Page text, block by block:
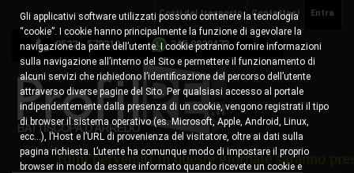
Entra
Contattaci
Costi del trasporto
0522 - 578310 345.8829473
ordini pervenuti in queste giornate saranno presi
Gli applicativi software utilizzati possono contenere la tecnologia
“cookie”. I cookie hanno principalmente la funzione di agevolare la
navigazione da parte dell’utente. I cookie potranno fornire informazioni
sulla navigazione all’interno del Sito e permettere il funzionamento di
alcuni servizi che richiedono l’identificazione del percorso dell’utente
attraverso diverse pagine del Sito. Per qualsiasi accesso al portale
indipendentemente dalla presenza di un cookie, vengono registrati il tipo
di browser il sistema operativo (es. Microsoft, Apple, Android, Linux,
ecc…), l’Host e l’URL di provenienza del visitatore, oltre ai dati sulla
pagina richiesta. L’utente ha comunque modo di impostare il proprio
browser in modo da essere informato quando ricevete un cookie e